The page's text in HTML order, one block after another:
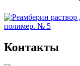
Контакты